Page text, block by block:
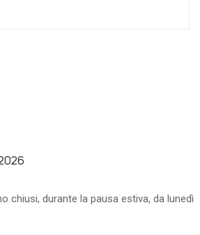
chiusi, durante la pausa estiva, da